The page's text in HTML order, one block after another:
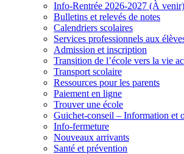
Info-Rentrée 2026-2027 (À venir)
Bulletins et relevés de notes
Calendriers scolaires
Services professionnels aux
Admission et inscription
Transition de l’école vers la vie
Transport scolaire
Ressources pour les parents
Paiement en ligne
Trouver une école
Guichet-conseil – Information et
Info-fermeture
Nouveaux arrivants
Santé et prévention